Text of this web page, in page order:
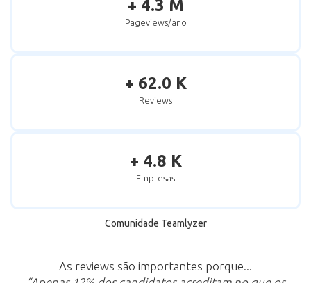
+ 4.3 M
Pageviews/ano
+ 62.0 K
Reviews
+ 4.8 K
Empresas
Comunidade Teamlyzer
As reviews são importantes porque...